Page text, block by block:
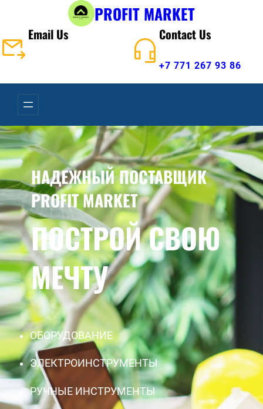
PROFIT MARKET
Email Us Contact Us
+7 771 267 93 86
НАДЕЖНЫЙ ПОСТАВЩИК
PROFIT MARKET
ПОСТРОЙ СВОЮ
МЕЧТУ
ОБОРУДОВАНИЕ
ЭЛЕКТРОИНСТРУМЕНТЫ
РУЧНЫЕ ИНСТРУМЕНТЫ